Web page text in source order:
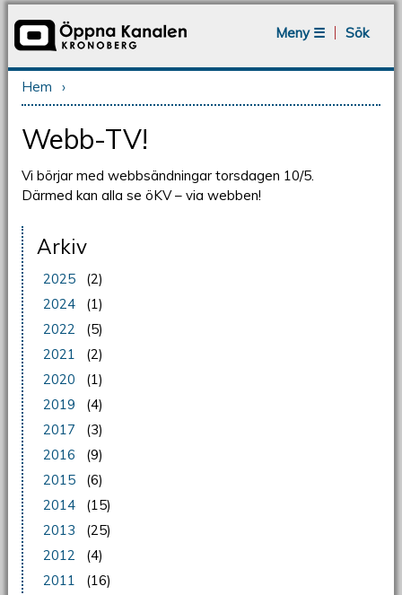
Meny ☰
Sök
Du är här
Hem ›
Webb-TV!
Vi börjar med webbsändningar torsdagen 10/5.
Därmed kan alla se öKV – via webben!
Arkiv
2025
(2)
2024
(1)
2022
(5)
2021
(2)
2020
(1)
2019
(4)
2017
(3)
2016
(9)
2015
(6)
2014
(15)
2013
(25)
2012
(4)
2011
(16)